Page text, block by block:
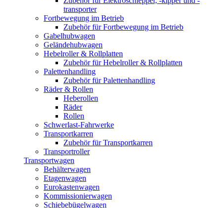
transporter
Fortbewegung im Betrieb
Zubehör für Fortbewegung im Betrieb
Gabelhubwagen
Geländehubwagen
Hebelroller & Rollplatten
Zubehör für Hebelroller & Rollplatten
Palettenhandling
Zubehör für Palettenhandling
Räder & Rollen
Heberollen
Räder
Rollen
Schwerlast-Fahrwerke
Transportkarren
Zubehör für Transportkarren
Transportroller
Transportwagen
Behälterwagen
Etagenwagen
Eurokastenwagen
Kommissionierwagen
Schiebebügelwagen